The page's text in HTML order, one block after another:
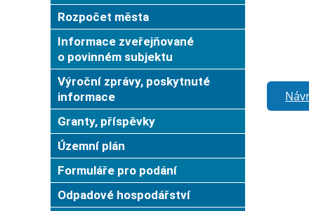
Rozpočet města
Informace zveřejňované
o povinném subjektu
Výroční zprávy, poskytnuté
informace
Granty, příspěvky
Územní plán
Formuláře pro podání
Odpadové hospodářství